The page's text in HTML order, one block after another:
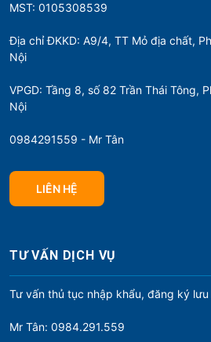
MST: 0105308539
Địa chỉ ĐKKD: A9/4, TT Mỏ địa chất,
Nội
VPGD: Tầng 8, số 82 Trần Thái Tông,
Nội
0984291559 - Mr Tân
LIÊN HỆ
TƯ VẤN DỊCH VỤ
Tư vấn thủ tục nhập khẩu, đăng ký lưu
Mr Tân: 0984.291.559